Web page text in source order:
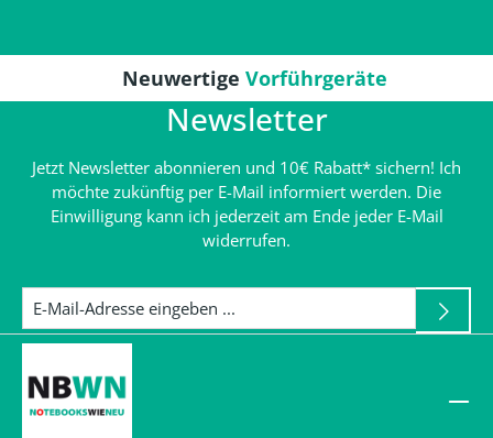
Neuwertige Vorführgeräte
Newsletter
Jetzt Newsletter abonnieren und 10€ Rabatt* sichern! Ich
möchte zukünftig per E-Mail informiert werden. Die
Einwilligung kann ich jederzeit am Ende jeder E-Mail
widerrufen.